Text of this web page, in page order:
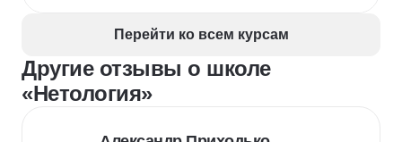
Перейти ко всем курсам
Другие отзывы о школе
«Нетология»